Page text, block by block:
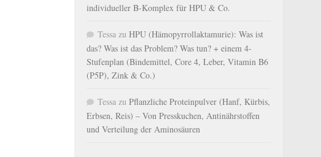
individueller B-Komplex für HPU & Co.
Tessa zu HPU (Hämopyrrollaktamurie): Was ist
das? Was ist das Problem? Was tun? + einem 4-
Stufenplan (Bindemittel, Core 4, Leber, Vitamin B6
(P5P), Zink & Co.)
Tessa zu Pflanzliche Proteinpulver (Hanf, Kürbis,
Erbsen, Reis) – Von Presskuchen, Antinährstoffen
und Verteilung der Aminosäuren